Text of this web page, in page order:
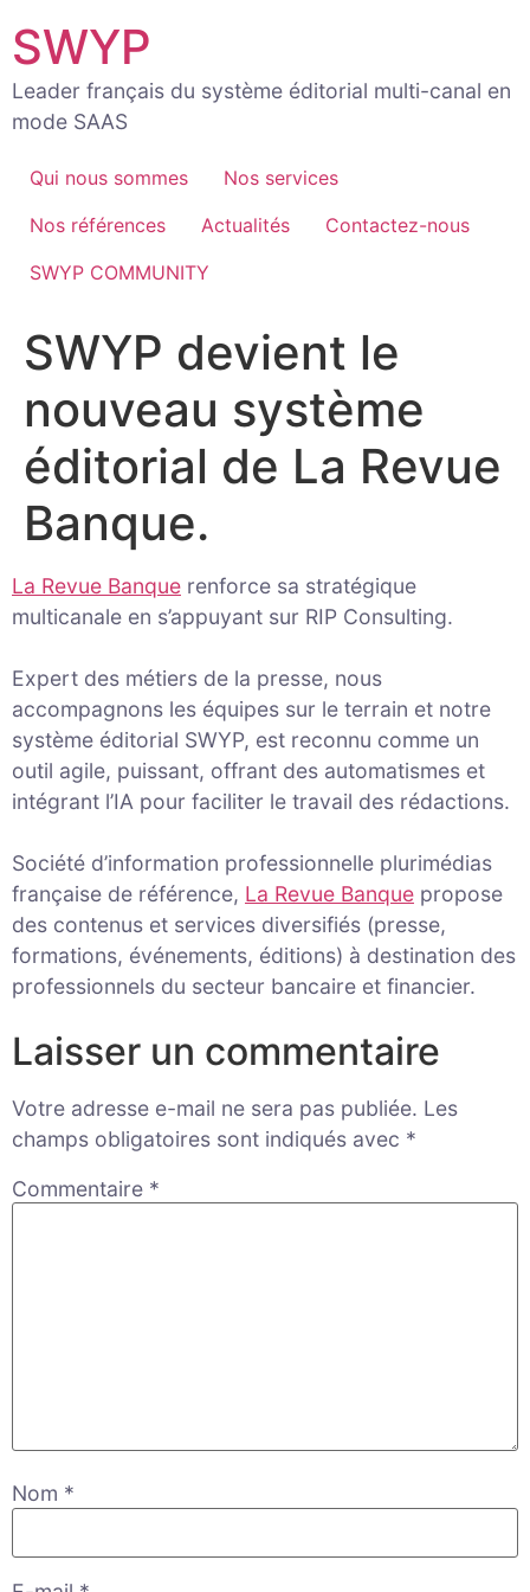
au
contenu
SWYP
Leader français du système éditorial multi-canal en
mode SAAS
Qui nous sommes
Nos services
Nos références
Actualités
Contactez-nous
SWYP COMMUNITY
SWYP devient le
nouveau système
éditorial de La Revue
Banque.
La Revue Banque renforce sa stratégique
multicanale en s’appuyant sur RIP Consulting.
Expert des métiers de la presse, nous
accompagnons les équipes sur le terrain et notre
système éditorial SWYP, est reconnu comme un
outil agile, puissant, offrant des automatismes et
intégrant l’IA pour faciliter le travail des rédactions.
Société d’information professionnelle plurimédias
française de référence, La Revue Banque propose
des contenus et services diversifiés (presse,
formations, événements, éditions) à destination des
professionnels du secteur bancaire et financier.
Laisser un commentaire
Votre adresse e-mail ne sera pas publiée. Les
champs obligatoires sont indiqués avec *
Commentaire *
Nom *